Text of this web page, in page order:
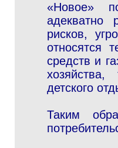
«Новое»
адекватно
рисков,
относятся
средств и
хозяйства,
детского
Таким